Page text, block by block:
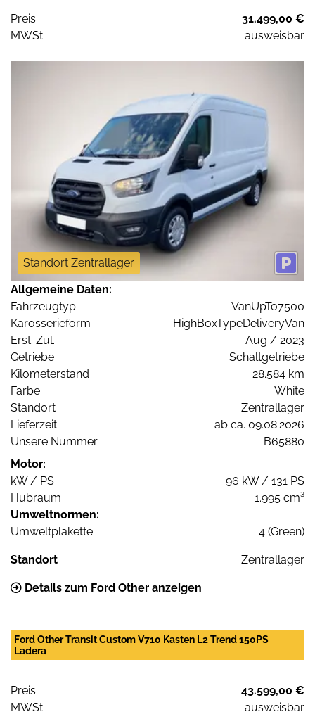
Preis:
31.499,00 €
MWSt:
ausweisbar
Standort Zentrallager
Allgemeine Daten:
Fahrzeugtyp
VanUpTo7500
Karosserieform
HighBoxTypeDeliveryVan
Erst-Zul.
Aug / 2023
Getriebe
Schaltgetriebe
Kilometerstand
28.584 km
Farbe
White
Standort
Zentrallager
Lieferzeit
ab ca. 09.08.2026
Unsere Nummer
B65880
Motor:
kW / PS
96 kW / 131 PS
Hubraum
1.995 cm³
Umweltnormen:
Umweltplakette
4 (Green)
Standort Zentrallager
Details zum Ford Other anzeigen
Ford Other Transit Custom V710 Kasten L2 Trend 150PS
Ladera
Preis:
43.599,00 €
MWSt:
ausweisbar